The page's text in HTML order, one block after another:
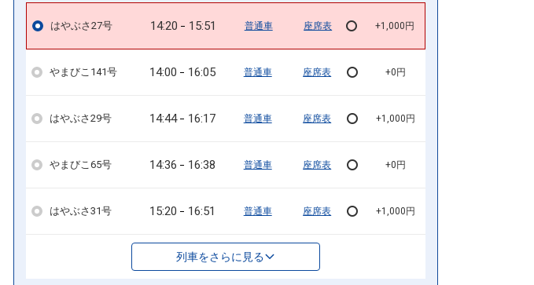
はやぶさ27号 14:20 15:51 普通車 座席表 +1,000円
やまびこ141号 14:00 16:05 普通車 座席表 +0円
はやぶさ29号 14:44 16:17 普通車 座席表 +1,000円
やまびこ65号 14:36 16:38 普通車 座席表 +0円
はやぶさ31号 15:20 16:51 普通車 座席表 +1,000円
列車をさらに見る